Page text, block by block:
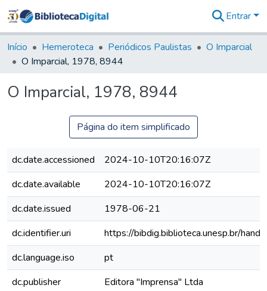
&
Coleções
Tudo na
Digital
Entrar
Início Hemeroteca Periódicos Paulistas
O Imparcial
O Imparcial, 1978, 8944
O Imparcial, 1978, 8944
Página do item simplificado
dc.date.accessioned
2024-10-10T20:16:07Z
dc.date.available
2024-10-10T20:16:07Z
dc.date.issued
1978-06-21
dc.identifier.uri
https://bibdig.biblioteca.unesp.br/
dc.language.iso
pt
dc.publisher
Editora "Imprensa" Ltda